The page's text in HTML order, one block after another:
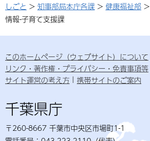
しごと > 知事部局本庁各課 > 健康福祉部 >
情報-子育て支援課
このホームページ（ウェブサイト）について
リンク・著作権・プライバシー・免責事項等
サイト運営の考え方
携帯サイトのご案内
千葉県庁
〒260-8667 千葉市中央区市場町1-1